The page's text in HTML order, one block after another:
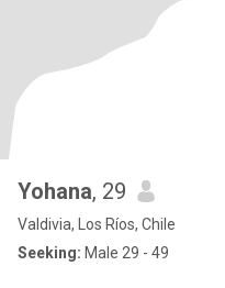
Yohana, 29
Valdivia, Los Ríos, Chile
Seeking: Male 29 - 49